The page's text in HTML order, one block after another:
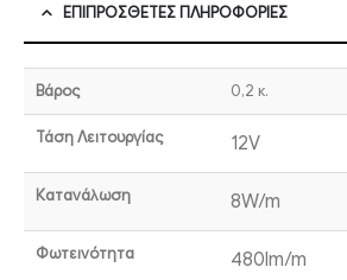
ΕΠΙΠΡΌΣΘΕΤΕΣ ΠΛΗΡΟΦΟΡΊΕΣ
Βάρος 0,2 κ.
Τάση Λειτουργίας 12V
Κατανάλωση 8W/m
Φωτεινότητα 480lm/m